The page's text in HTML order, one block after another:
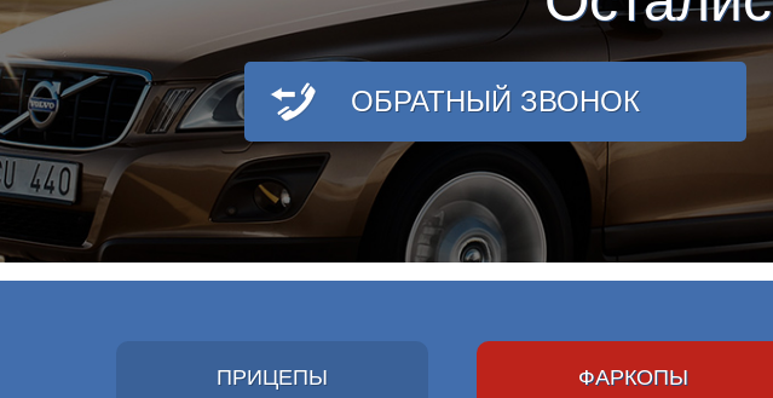
ОБРАТНЫЙ ЗВОНОК
ПРИЦЕПЫ ФАРКОПЫ